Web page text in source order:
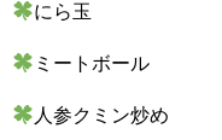
にら玉
ミートボール
人参クミン炒め